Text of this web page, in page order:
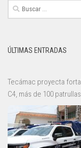
Buscar:
ÚLTIMAS ENTRADAS
Tecámac proyecta
C4, más de 100